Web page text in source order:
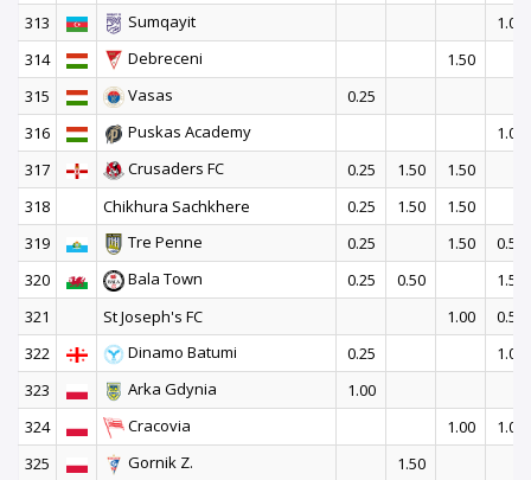
313
Sumqayit
1.00
314
Debreceni
1.50
315
Vasas
0.25
316
Puskas Academy
1.00
317
Crusaders FC 0.25 1.50
1.50
318
Chikhura Sachkhere 0.25 1.50
1.50
319
Tre Penne 0.25 1.50
0.50
320
Bala Town 0.25 0.50
1.50
321
St Joseph's FC 1.00
0.50
322
Dinamo Batumi 0.25
1.00
323
Arka Gdynia
1.00
324
Cracovia 1.00
1.00
325
Gornik Z. 1.50